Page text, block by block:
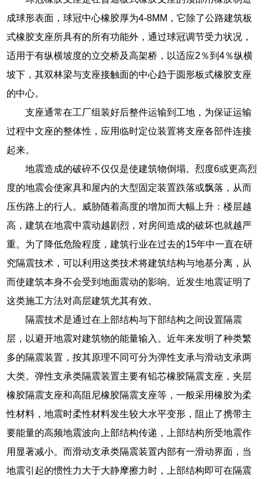
成球形表面，球冠中心橡胶厚为4-8MM，它除了公路建筑板
式橡胶支座所具有的所有功能外，通过球冠调节受力状况，
适用于有纵横坡度的立交桥及高架桥，以适应2％到4％纵横
坡下，其双林梁与支座接触面的中心趋于圆形板式橡胶支座
的中心。
支座通常在工厂组装好后整件运输到工地，为保证运输
过程中文座的整体性，应用临时定位装置将支座各部件连接
起来。
地震造成的破碎不仅仅是使建筑物倒塌。烈度6或更高烈
度的地震会使家具和屋内的大型固定装置跌落或飘落，从而
压伤路上的行人。威胁随着高度的增加而大幅上升：楼层越
高，建筑在地震中震动越剧烈，对房间造成的破坏也就越严
重。为了降低危险程度，建筑行业在过去的15年中一直在研
究隔震技术，可以利用这类技术将建筑结构与地基分离，从
而使建筑本身不会受到地面震动的影响。近发生地震证明了
这类施工方法对高层建筑尤其有效。
隔震技术是通过在上部结构与下部结构之间设置隔震
层，以避开地震对建筑物的能量输入。近年来发明了种类繁
多的隔震装置，按其原理不同可分为弹性支承与滑动支承两
大类。弹性支承类隔震装置主要有铅芯橡胶隔震支座，夹层
橡胶隔震支座和高阻尼橡胶隔震支座等，一般采用橡胶为柔
性材料，地震时柔性材料发生较大水平变形，阻止了携带主
要能量的高频地震波向上部结构传递，上部结构所受地震作
用显著减小。而滑动支承类隔震装置内部有一滑动界面，当
地震引起的惯性力大于大静摩擦力时，上部结构即可在隔震